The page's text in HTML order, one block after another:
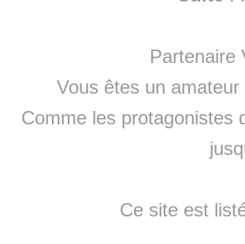
Partenaire
Vous êtes un amateur
Comme les protagonistes
Ce site est